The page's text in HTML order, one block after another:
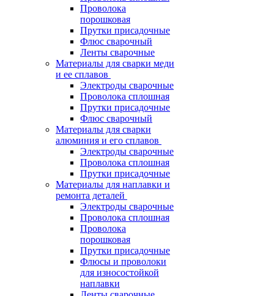
Проволока
порошковая
Прутки присадочные
Флюс сварочный
Ленты сварочные
Материалы для сварки меди
и ее сплавов
Электроды сварочные
Проволока сплошная
Прутки присадочные
Флюс сварочный
Материалы для сварки
алюминия и его сплавов
Электроды сварочные
Проволока сплошная
Прутки присадочные
Материалы для наплавки и
ремонта деталей
Электроды сварочные
Проволока сплошная
Проволока
порошковая
Прутки присадочные
Флюсы и проволоки
для износостойкой
наплавки